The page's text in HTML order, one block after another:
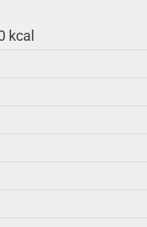
kcal